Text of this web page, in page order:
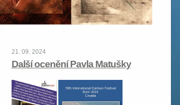
21. 09. 2024
Další ocenění Pavla Matušky